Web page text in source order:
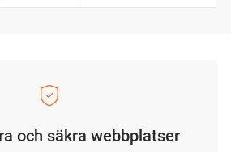
och säkra webbplatser